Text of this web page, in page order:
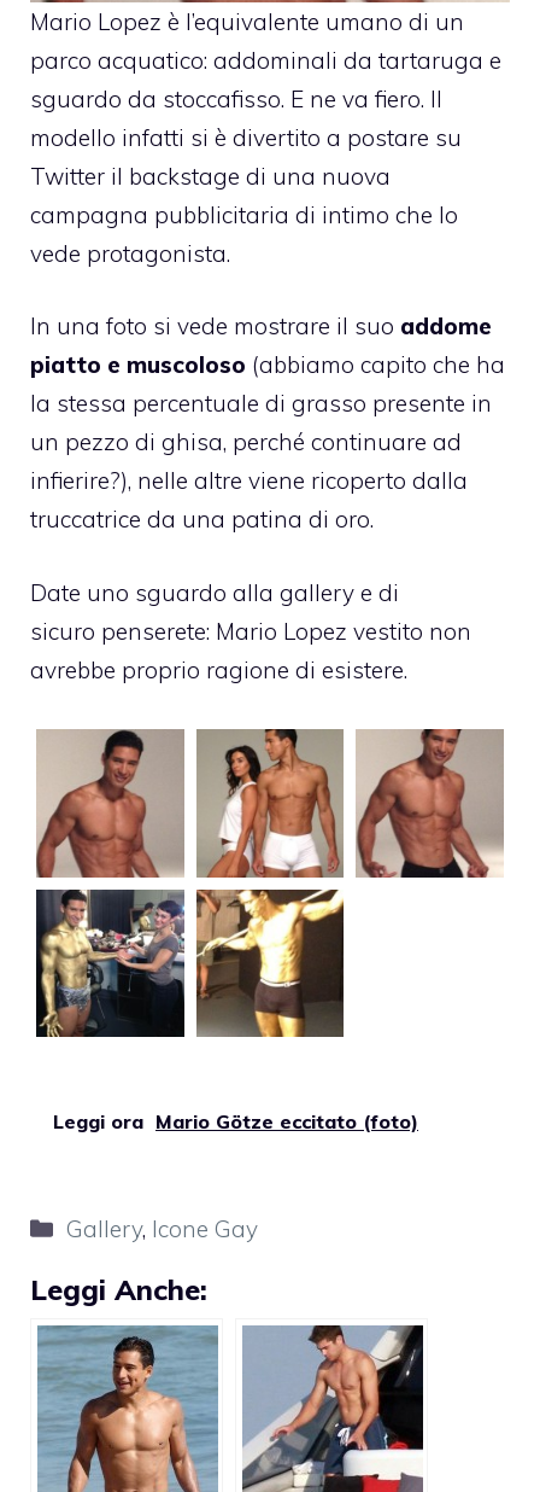
Mario Lopez è l’equivalente umano di un
parco acquatico: addominali da tartaruga e
sguardo da stoccafisso. E ne va fiero. Il
modello infatti si è divertito a postare su
Twitter il backstage di una nuova
campagna pubblicitaria di intimo che lo
vede protagonista.
In una foto si vede mostrare il suo addome
piatto e muscoloso (abbiamo capito che ha
la stessa percentuale di grasso presente in
un pezzo di ghisa, perché continuare ad
infierire?), nelle altre viene ricoperto dalla
truccatrice da una patina di oro.
Date uno sguardo alla gallery e di
sicuro penserete: Mario Lopez vestito non
avrebbe proprio ragione di esistere.
Leggi ora Mario Götze eccitato (foto)
Categorie
Gallery, Icone Gay
Leggi Anche: